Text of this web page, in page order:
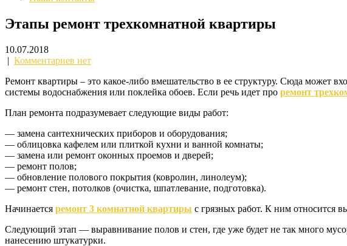
Этапы ремонт трехкомнатной квартиры
10.07.2018
| Комментариев нет
Ремонт квартиры – это какое-либо вмешательство в ее структуру. Сюда может
системы водоснабжения или поклейка обоев. Если речь идет про ремонт
План ремонта подразумевает следующие виды работ:
— замена сантехнических приборов и оборудования;
— облицовка кафелем или плиткой кухни и ванной комнаты;
— замена или ремонт оконных проемов и дверей;
— ремонт полов;
— обновление полового покрытия (ковролин, линолеум);
— ремонт стен, потолков (очистка, шпатлевание, подготовка).
Начинается ремонт 3 комнатной квартиры с грязных работ. К ним относится
Следующий этап — выравнивание полов и стен, где уже будет не так много
нанесению штукатурки.